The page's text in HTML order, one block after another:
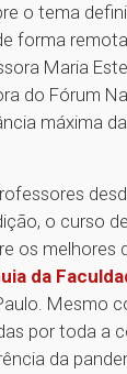
o tema
forma
Maria
do Fórum
máxima
o curso
os melhores
da
Mesmo
por toda a
da